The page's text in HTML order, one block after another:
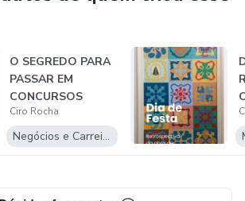
O SEGREDO PARA
PASSAR EM
CONCURSOS
PÚBLICOS - Minhas
estraté...
Ciro Rocha
Negócios e Carreira